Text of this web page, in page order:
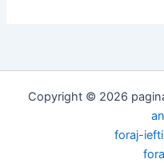
Copyright © 2026
foraj-